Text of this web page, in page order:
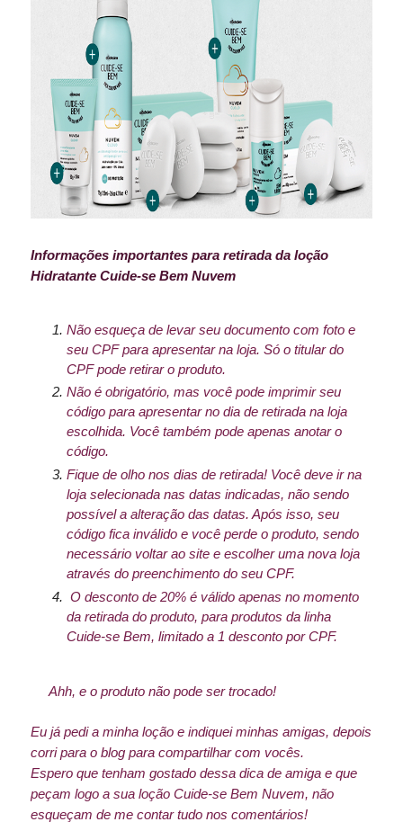
Informações importantes para retirada da loção
Hidratante Cuide-se Bem Nuvem
Não esqueça de levar seu documento com foto e
seu CPF para apresentar na loja. Só o titular do
CPF pode retirar o produto.
Não é obrigatório, mas você pode imprimir seu
código para apresentar no dia de retirada na loja
escolhida. Você também pode apenas anotar o
código.
Fique de olho nos dias de retirada! Você deve ir na
loja selecionada nas datas indicadas, não sendo
possível a alteração das datas. Após isso, seu
código fica inválido e você perde o produto, sendo
necessário voltar ao site e escolher uma nova loja
através do preenchimento do seu CPF.
O desconto de 20% é válido apenas no momento
da retirada do produto, para produtos da linha
Cuide-se Bem, limitado a 1 desconto por CPF.
Ahh, e o produto não pode ser trocado!
Eu já pedi a minha loção e indiquei minhas amigas, depois
corri para o blog para compartilhar com vocês.
Espero que tenham gostado dessa dica de amiga e que
peçam logo a sua loção Cuide-se Bem Nuvem, não
esqueçam de me contar tudo nos comentários!